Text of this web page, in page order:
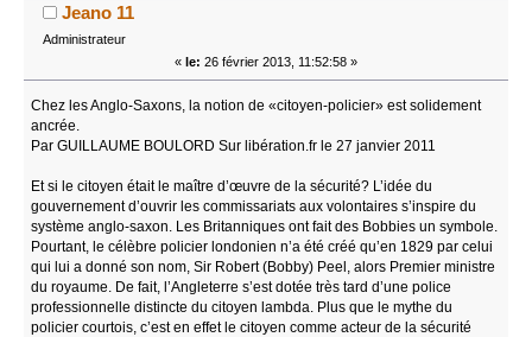
Jeano 11
Administrateur
« le: 26 février 2013, 11:52:58 »
Chez les Anglo-Saxons, la notion de «citoyen-policier» est solidement
ancrée.
Par GUILLAUME BOULORD Sur libération.fr le 27 janvier 2011
Et si le citoyen était le maître d’œuvre de la sécurité? L’idée du
gouvernement d’ouvrir les commissariats aux volontaires s’inspire du
système anglo-saxon. Les Britanniques ont fait des Bobbies un symbole.
Pourtant, le célèbre policier londonien n’a été créé qu’en 1829 par celui
qui lui a donné son nom, Sir Robert (Bobby) Peel, alors Premier ministre
du royaume. De fait, l’Angleterre s’est dotée très tard d’une police
professionnelle distincte du citoyen lambda. Plus que le mythe du
policier courtois, c’est en effet le citoyen comme acteur de la sécurité